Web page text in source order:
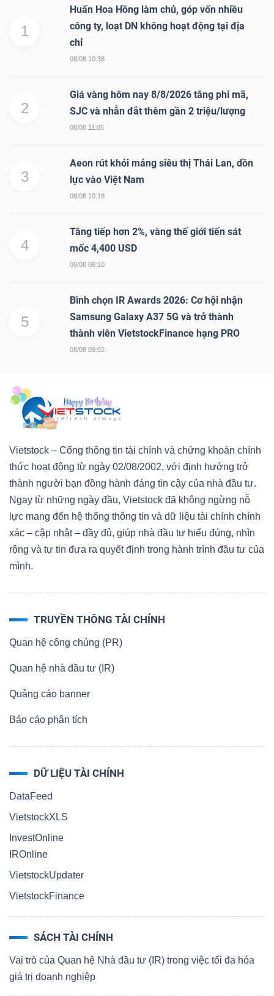
1
Huấn Hoa Hồng làm chủ, góp vốn nhiều
công ty, loạt DN không hoạt động tại địa
chỉ
08/08 10:38
2
Giá vàng hôm nay 8/8/2026 tăng phi mã,
SJC và nhẫn đắt thêm gần 2 triệu/lượng
08/08 11:05
3
Aeon rút khỏi mảng siêu thị Thái Lan, dồn
lực vào Việt Nam
08/08 10:18
4
Tăng tiếp hơn 2%, vàng thế giới tiến sát
mốc 4,400 USD
08/08 08:10
5
Bình chọn IR Awards 2026: Cơ hội nhận
Samsung Galaxy A37 5G và trở thành
thành viên VietstockFinance hạng PRO
08/08 09:02
Vietstock – Cổng thông tin tài chính và chứng khoán chính
thức hoạt động từ ngày 02/08/2002, với định hướng trở
thành người bạn đồng hành đáng tin cậy của nhà đầu tư.
Ngay từ những ngày đầu, Vietstock đã không ngừng nỗ
lực mang đến hệ thống thông tin và dữ liệu tài chính chính
xác – cập nhật – đầy đủ, giúp nhà đầu tư hiểu đúng, nhìn
rộng và tự tin đưa ra quyết định trong hành trình đầu tư của
mình.
TRUYỀN THÔNG TÀI CHÍNH
Quan hệ công chúng (PR)
Quan hệ nhà đầu tư (IR)
Quảng cáo banner
Báo cáo phân tích
DỮ LIỆU TÀI CHÍNH
DataFeed
VietstockXLS
InvestOnline
IROnline
VietstockUpdater
VietstockFinance
SÁCH TÀI CHÍNH
Vai trò của Quan hệ Nhà đầu tư (IR) trong việc tối đa hóa
giá trị doanh nghiệp